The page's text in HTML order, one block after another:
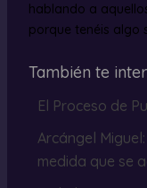
hablando a
porque tenéis algo
También te
El Proceso de
Arcángel
medida que se